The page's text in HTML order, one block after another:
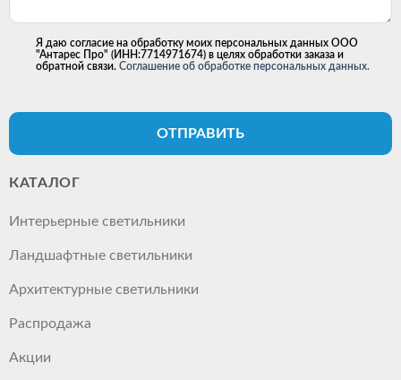
Я даю согласие на обработку моих персональных данных ООО
"Антарес Про" (ИНН:7714971674) в целях обработки заказа и
обратной связи. Соглашение об обработке персональных данных.
ОТПРАВИТЬ
КАТАЛОГ
Интерьерные светильники
Ландшафтные светильники
Архитектурные светильники
Распродажа
Акции